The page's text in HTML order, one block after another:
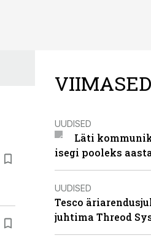
UUDISED
Läti
isegi pooleks
UUDISED
Tesco
juhtima Threod